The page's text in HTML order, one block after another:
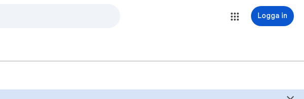
Logga in